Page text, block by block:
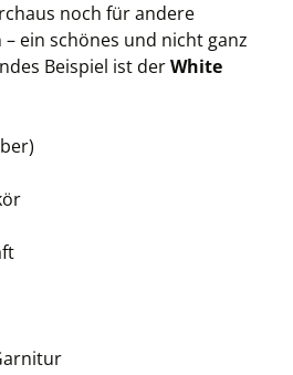
noch für andere
ein schönes und nicht ganz
Beispiel ist derWhite